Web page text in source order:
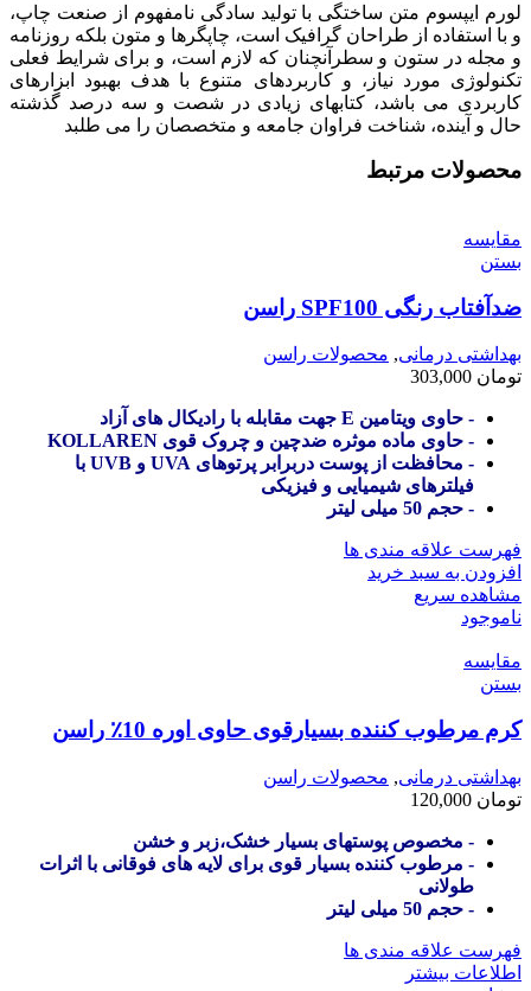
لورم ایپسوم متن ساختگی با تولید سادگی نامفهوم از صنعت چاپ،
و با استفاده از طراحان گرافیک است، چاپگرها و متون بلکه روزنامه
و مجله در ستون و سطرآنچنان که لازم است، و برای شرایط فعلی
تکنولوژی مورد نیاز، و کاربردهای متنوع با هدف بهبود ابزارهای
کاربردی می باشد، کتابهای زیادی در شصت و سه درصد گذشته
حال و آینده، شناخت فراوان جامعه و متخصصان را می طلبد
محصولات مرتبط
مقایسه
بستن
ضدآفتاب رنگی SPF100 راسن
بهداشتی درمانی, محصولات راسن
تومان
- حاوی ویتامین E جهت مقابله با رادیکال های آزاد
- حاوی ماده موثره ضدچین و چروک قوی KOLLAREN
- محافظت از پوست دربرابر پرتوهای UVA و UVB با
فیلترهای شیمیایی و فیزیکی
- حجم 50 میلی لیتر
فهرست علاقه مندی ها
افزودن به سبد خرید
مشاهده سریع
ناموجود
مقایسه
بستن
کرم مرطوب کننده بسیارقوی حاوی اوره 10٪ راسن
بهداشتی درمانی, محصولات راسن
تومان
- مخصوص پوستهای بسیار خشک،زبر و خشن
- مرطوب کننده بسیار قوی برای لایه های فوقانی با اثرات
طولانی
- حجم 50 میلی لیتر
فهرست علاقه مندی ها
اطلاعات بیشتر